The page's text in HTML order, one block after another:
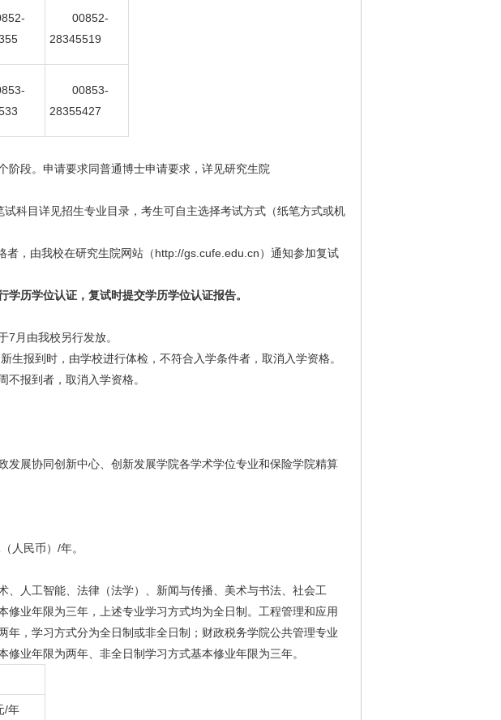
00852-
28345519
00853-
28355427
阶段。申请要求同普通博士申请要求，详见研究生院
科目详见招生专业目录，考生可自主选择考试方式（纸笔方式或机
，由我校在研究生院网站（http://gs.cufe.edu.cn）通知参加复试
历学位认证，复试时提交学历学位认证报告。
7月由我校另行发放。
生报到时，由学校进行体检，不符合入学条件者，取消入学资格。
报到者，取消入学资格。
展协同创新中心、创新发展学院各学术学位专业和保险学院精算
人民币）/年。
人工智能、法律（法学）、新闻与传播、美术与书法、社会工
业年限为三年，上述专业学习方式均为全日制。工程管理和应用
，学习方式分为全日制或非全日制；财政税务学院公共管理专业
业年限为两年、非全日制学习方式基本修业年限为三年。
/年